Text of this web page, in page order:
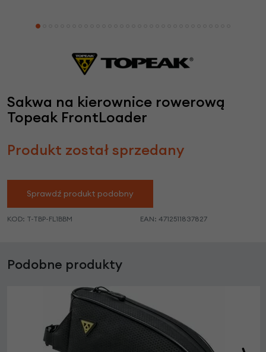
Sakwa na kierownice rowerową
Topeak FrontLoader
Produkt został sprzedany
Sprawdź produkt podobny
KOD: T-TBP-FL1BBM EAN: 4712511837827
Podobne produkty